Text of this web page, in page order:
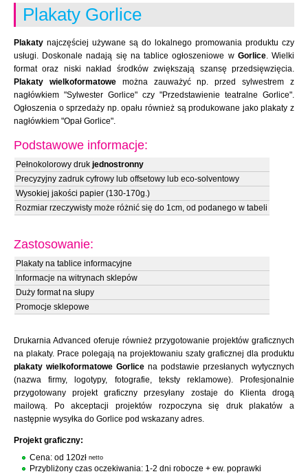
Plakaty Gorlice
Plakaty najczęściej używane są do lokalnego promowania produktu czy
usługi. Doskonale nadają się na tablice ogłoszeniowe w Gorlice. Wielki
format oraz niski nakład środków zwiększają szansę przedsięwzięcia.
Plakaty wielkoformatowemożna zauważyć np. przed sylwestrem z
nagłówkiem "Sylwester Gorlice" czy "Przedstawienie teatralne Gorlice".
Ogłoszenia o sprzedaży np. opału również są produkowane jako plakaty z
nagłówkiem "Opał Gorlice".
Podstawowe informacje:
Pełnokolorowy druk jednostronny
Precyzyjny zadruk cyfrowy lub offsetowy lub eco-solventowy
Wysokiej jakości papier (130-170g.)
Rozmiar rzeczywisty może różnić się do 1cm, od podanego w tabeli
Zastosowanie:
Plakaty na tablice informacyjne
Informacje na witrynach sklepów
Duży format na słupy
Promocje sklepowe
Drukarnia Advanced oferuje również przygotowanie projektów graficznych
na plakaty. Prace polegają na projektowaniu szaty graficznej dla produktu
plakaty wielkoformatowe Gorlice na podstawie przesłanych wytycznych
(nazwa firmy, logotypy, fotografie, teksty reklamowe). Profesjonalnie
przygotowany projekt graficzny przesyłany zostaje do Klienta drogą
mailową. Po akceptacji projektów rozpoczyna się druk plakatów a
następnie wysyłka do Gorlice pod wskazany adres.
Projekt graficzny:
Cena: od 120zł netto
Przybliżony czas oczekiwania: 1-2 dni robocze + ew. poprawki